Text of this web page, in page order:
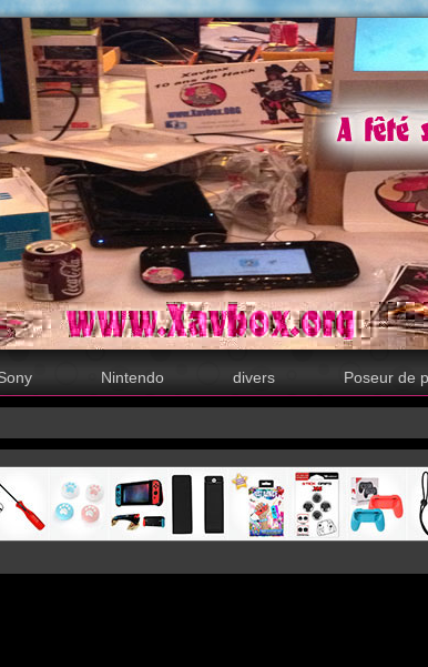
Nintendo divers Poseur de